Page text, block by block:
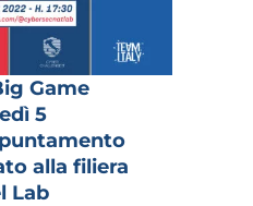
Game
5
alla filiera
Lab